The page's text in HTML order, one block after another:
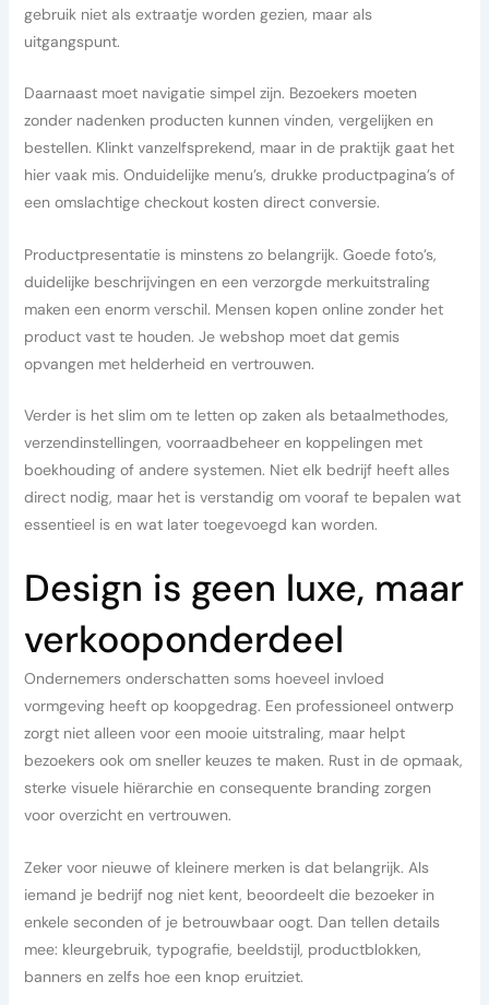
gebruik niet als extraatje worden gezien, maar als
uitgangspunt.
Daarnaast moet navigatie simpel zijn. Bezoekers moeten
zonder nadenken producten kunnen vinden, vergelijken en
bestellen. Klinkt vanzelfsprekend, maar in de praktijk gaat het
hier vaak mis. Onduidelijke menu’s, drukke productpagina’s of
een omslachtige checkout kosten direct conversie.
Productpresentatie is minstens zo belangrijk. Goede foto’s,
duidelijke beschrijvingen en een verzorgde merkuitstraling
maken een enorm verschil. Mensen kopen online zonder het
product vast te houden. Je webshop moet dat gemis
opvangen met helderheid en vertrouwen.
Verder is het slim om te letten op zaken als betaalmethodes,
verzendinstellingen, voorraadbeheer en koppelingen met
boekhouding of andere systemen. Niet elk bedrijf heeft alles
direct nodig, maar het is verstandig om vooraf te bepalen wat
essentieel is en wat later toegevoegd kan worden.
Design is geen luxe, maar
verkooponderdeel
Ondernemers onderschatten soms hoeveel invloed
vormgeving heeft op koopgedrag. Een professioneel ontwerp
zorgt niet alleen voor een mooie uitstraling, maar helpt
bezoekers ook om sneller keuzes te maken. Rust in de opmaak,
sterke visuele hiërarchie en consequente branding zorgen
voor overzicht en vertrouwen.
Zeker voor nieuwe of kleinere merken is dat belangrijk. Als
iemand je bedrijf nog niet kent, beoordeelt die bezoeker in
enkele seconden of je betrouwbaar oogt. Dan tellen details
mee: kleurgebruik, typografie, beeldstijl, productblokken,
banners en zelfs hoe een knop eruitziet.